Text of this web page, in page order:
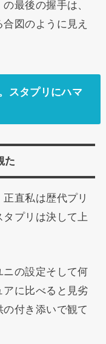
最後の握手は、
図のように見え
スタプリにハマ
た
直私は歴代プリ
プリは決して上
の設定そして何
アに比べると見劣
付き添いで観て